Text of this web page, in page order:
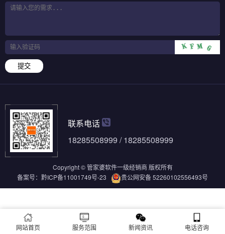
提交
联系电话
18285508999 / 18285508999
Copyright © 管家婆软件一级经销商 版权所有
备案号： 黔ICP备11001749号-23 贵公网安备 52260102556493号
网站首页 服务范围 新闻资讯 电话咨询